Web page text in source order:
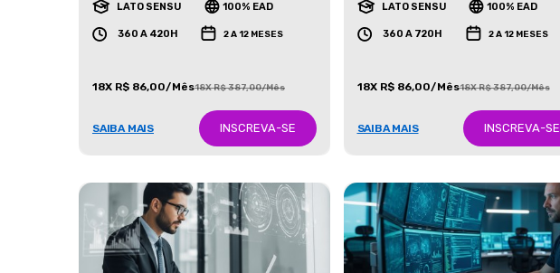
LATO SENSU 100% EAD
360 A 420H 2 A 12 MESES
18X R$ 86,00/Mês18X R$ 387,00/Mês
SAIBA MAIS INSCREVA-SE
LATO SENSU 100% EAD
360 A 720H 2 A 12 MESES
18X R$ 86,00/Mês18X R$ 387,00/Mês
SAIBA MAIS INSCREVA-SE